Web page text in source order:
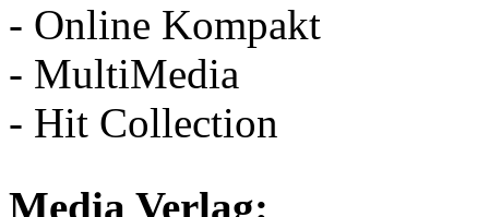
- Online Kompakt
- MultiMedia
- Hit Collection
Media Verlag: